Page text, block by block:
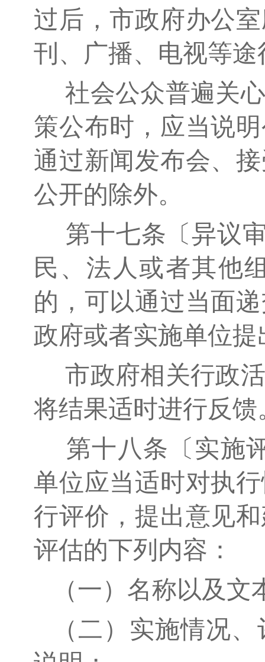
过后，市政府办公
刊、广播、电视等
社会公众普遍关
策公布时，应当说
通过新闻发布会、
公开的除外。
第十七条〔异议
民、法人或者其他
的，可以通过当面
政府或者实施单位
市政府相关行政
将结果适时进行反馈
第十八条〔实施
单位应当适时对执
行评价，提出意见
评估的下列内容：
（一）名称以及文
（二）实施情况